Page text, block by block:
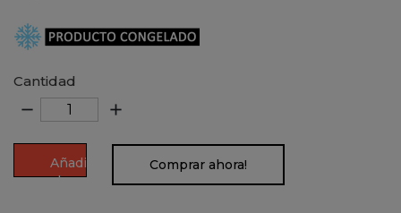
Cantidad
remove add
Añadir
al
Comprar ahora!